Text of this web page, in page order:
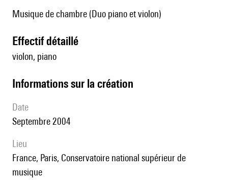
Musique de chambre (Duo piano et violon)
effectif détaillé
violon, piano
informations sur la création
date
Septembre 2004
lieu
France, Paris, Conservatoire national supérieur de
musique